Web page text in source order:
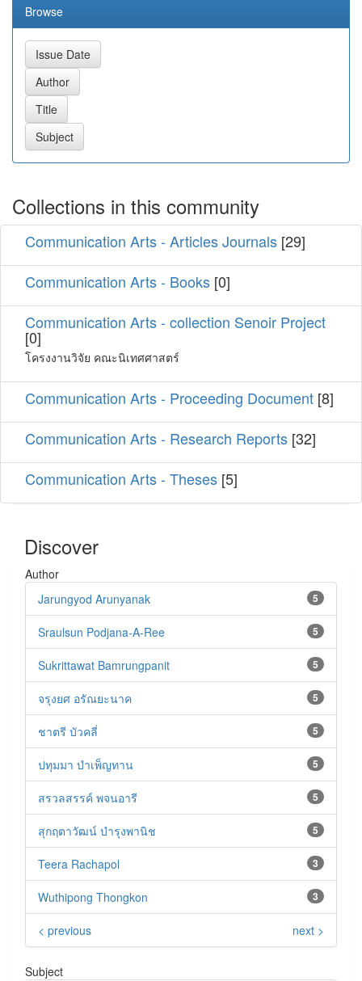
Browse
Collections in this community
Communication Arts - Articles Journals [29]
Communication Arts - Books [0]
Communication Arts - collection Senoir Project
[0]
โครงงานวิจัย คณะนิเทศศาสตร์
Communication Arts - Proceeding Document [8]
Communication Arts - Research Reports [32]
Communication Arts - Theses [5]
Discover
Author
5
Jarungyod Arunyanak
5
Sraulsun Podjana-A-Ree
5
Sukrittawat Bamrungpanit
5
จรุงยศ อรัณยะนาค
5
ชาตรี บัวคลี่
5
ปทุมมา บำเพ็ญทาน
5
สรวลสรรค์ พจนอารี
5
สุกฤตาวัฒน์ บำรุงพานิช
3
Teera Rachapol
3
Wuthipong Thongkon
< previous next >
Subject